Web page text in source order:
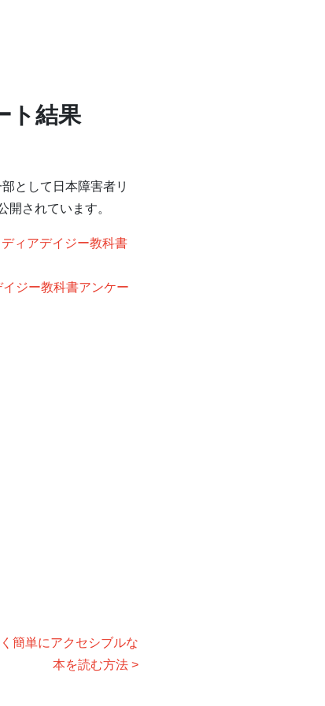
ト結果
として日本障害者リ
されています。
ィアデイジー教科書
ジー教科書アンケー
簡単にアクセシブルな
本を読む方法